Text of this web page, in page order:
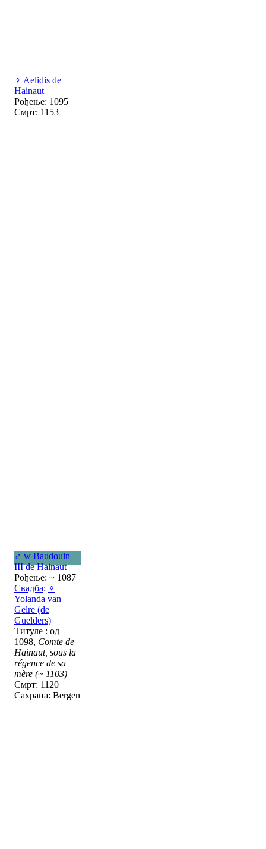
♀ Aelidis de
Hainaut
Рођење: 1095
Смрт: 1153
♂ w Baudouin
III de Hainaut
Рођење: ~ 1087
Свадба: ♀
Yolanda van
Gelre (de
Guelders)
Титуле : од
1098, Comte de
Hainaut, sous la
régence de sa
mère (~ 1103)
Смрт: 1120
Сахрана: Bergen